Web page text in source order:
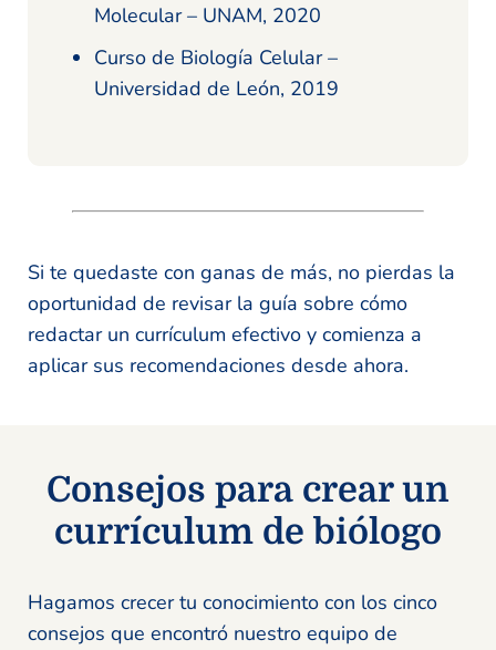
Molecular – UNAM, 2020
Curso de Biología Celular –
Universidad de León, 2019
Si te quedaste con ganas de más, no pierdas la
oportunidad de revisar la guía sobre cómo
redactar un currículum efectivo y comienza a
aplicar sus recomendaciones desde ahora.
Consejos para crear un
currículum de biólogo
Hagamos crecer tu conocimiento con los cinco
consejos que encontró nuestro equipo de